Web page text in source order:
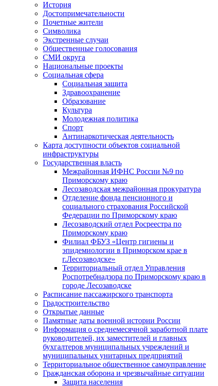
История
Достопримечательности
Почетные жители
Символика
Экстренные случаи
Общественные голосования
СМИ округа
Национальные проекты
Социальная сфера
Социальная защита
Здравоохранение
Образование
Культура
Молодежная политика
Спорт
Антинаркотическая деятельность
Карта доступности объектов социальной
инфраструктуры
Государственная власть
Межрайонная ИФНС России №9 по
Приморскому краю
Лесозаводская межрайонная прокуратура
Отделение фонда пенсионного и
социального страхования Российской
Федерации по Приморскому краю
Лесозаводский отдел Росреестра по
Приморскому краю
Филиал ФБУЗ «Центр гигиены и
эпидемиологии в Приморском крае в
г.Лесозаводске»
Территориальный отдел Управления
Роспотребнадзора по Приморскому краю в
городе Лесозаводске
Расписание пассажирского транспорта
Градостроительство
Открытые данные
Памятные даты военной истории России
Информация о среднемесячной заработной плате
руководителей, их заместителей и главных
бухгалтеров муниципальных учреждений и
муниципальных унитарных предприятий
Территориальное общественное самоуправление
Гражданская оборона и чрезвычайные ситуации
Защита населения